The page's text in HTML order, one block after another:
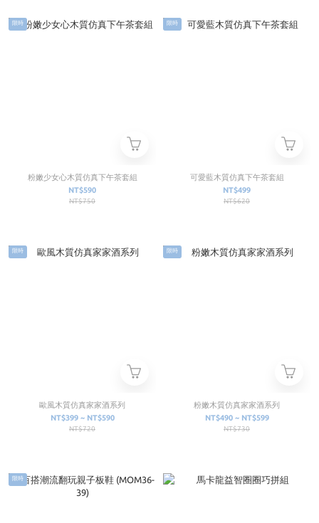
限時
粉嫩少女心木質仿真下午茶套組
NT$590
NT$750
限時
可愛藍木質仿真下午茶套組
NT$499
NT$620
限時
歐風木質仿真家家酒系列
NT$399 ~ NT$590
NT$720
限時
粉嫩木質仿真家家酒系列
NT$490 ~ NT$599
NT$730
限時